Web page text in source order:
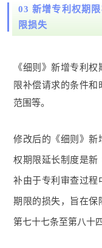
03 新增专利权期
限损失
《细则》新增专利
限补偿请求的条件
范围等。
修改后的《细则》新
权期限延长制度是新
补由于专利审查过程
期限的损失，旨在保
第七十七条至第八十